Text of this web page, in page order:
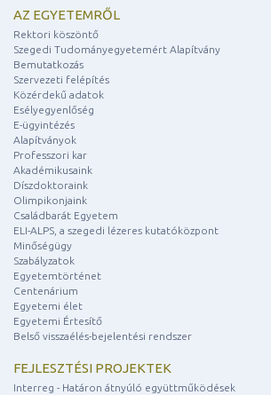
AZ EGYETEMRŐL
Rektori köszöntő
Szegedi Tudományegyetemért Alapítvány
Bemutatkozás
Szervezeti felépítés
Közérdekű adatok
Esélyegyenlőség
E-ügyintézés
Alapítványok
Professzori kar
Akadémikusaink
Díszdoktoraink
Olimpikonjaink
Családbarát Egyetem
ELI-ALPS, a szegedi lézeres kutatóközpont
Minőségügy
Szabályzatok
Egyetemtörténet
Centenárium
Egyetemi élet
Egyetemi Értesítő
Belső visszaélés-bejelentési rendszer
FEJLESZTÉSI PROJEKTEK
Interreg - Határon átnyúló együttműködések